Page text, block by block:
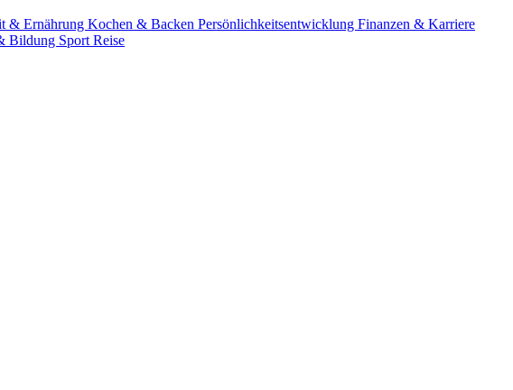
& Ernährung Kochen & Backen Persönlichkeitsentwicklung Finanzen & Karriere
Bildung Sport Reise